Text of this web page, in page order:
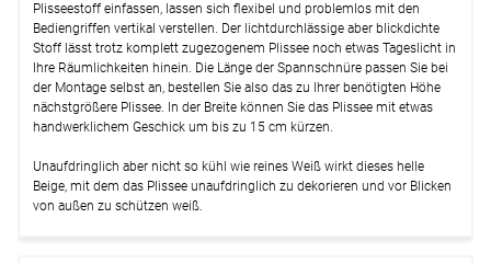
Plisseestoff einfassen, lassen sich flexibel und problemlos mit den
Bediengriffen vertikal verstellen. Der lichtdurchlässige aber blickdichte
Stoff lässt trotz komplett zugezogenem Plissee noch etwas Tageslicht in
Ihre Räumlichkeiten hinein. Die Länge der Spannschnüre passen Sie bei
der Montage selbst an, bestellen Sie also das zu Ihrer benötigten Höhe
nächstgrößere Plissee. In der Breite können Sie das Plissee mit etwas
handwerklichem Geschick um bis zu 15 cm kürzen.
Unaufdringlich aber nicht so kühl wie reines Weiß wirkt dieses helle
Beige, mit dem das Plissee unaufdringlich zu dekorieren und vor Blicken
von außen zu schützen weiß.